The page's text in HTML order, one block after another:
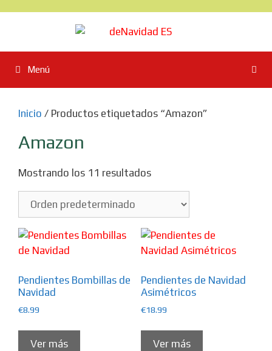
Menú
Inicio / Productos etiquetados “Amazon”
Amazon
Mostrando los 11 resultados
Pendientes Bombillas de
Navidad
€8.99
Ver más
Pendientes de Navidad
Asimétricos
€18.99
Ver más